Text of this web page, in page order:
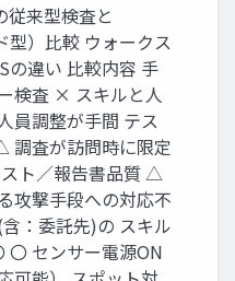
来型検査と
型）比較 ウォークス
の違い 比較内容 手
検査 × スキルと人
員調整が手間 テス
調査が訪問時に限定
ト／報告書品質 △
攻撃手段への対応不
：委託先)の スキル
〇 センサー電源ON